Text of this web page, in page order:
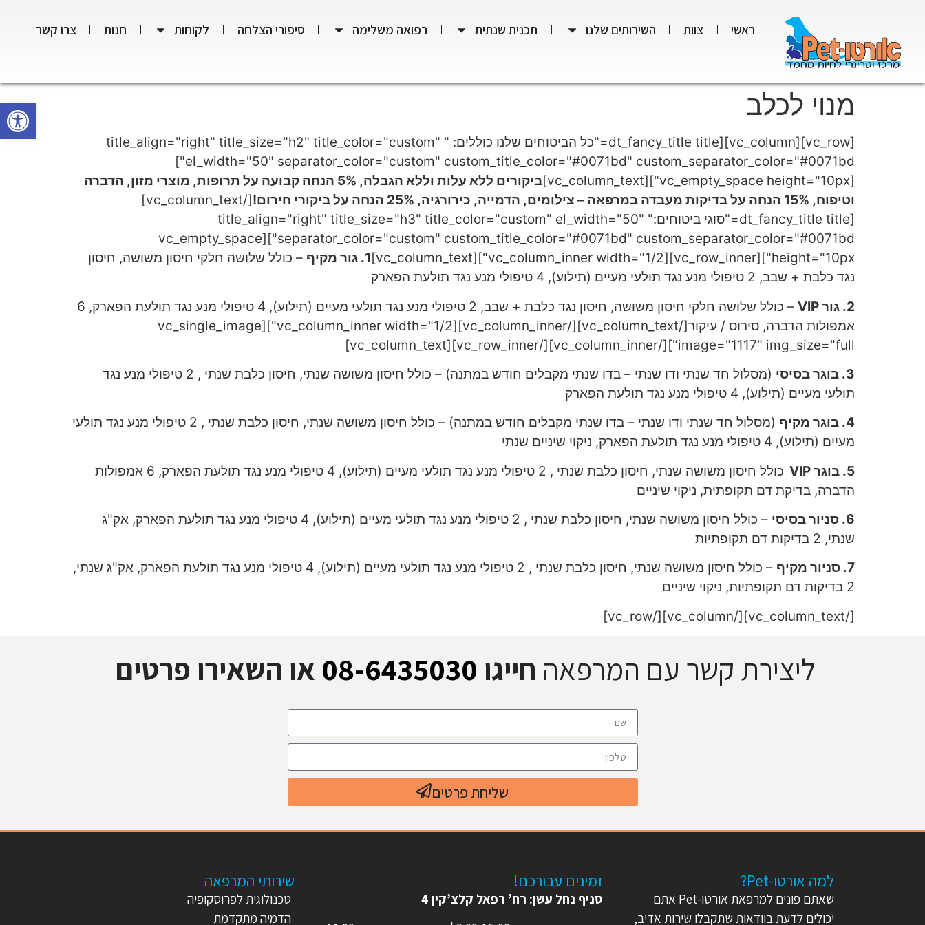
פתח
ראשי צוות השירותים שלנו תכנית שנתית רפואה משלימה סיפורי הצלחה לקוחות חנות צרו קשר
מנוי לכלב
[vc_row][vc_column][dt_fancy_title title="כל הביטוחים שלנו כוללים: " title_align="right" title_size="h2" title_color="custom"
el_width="50" separator_color="custom" custom_title_color="#0071bd" custom_separator_color="#0071bd"]
[vc_empty_space height="10px"][vc_column_text]
ביקורים ללא עלות וללא הגבלה, 5% הנחה קבועה על תרופות, מוצרי מזון, הדברה
וטיפוח, 15% הנחה על בדיקות מעבדה במרפאה – צילומים, הדמייה, כירורגיה, 25% הנחה על ביקורי חירום!
[/vc_column_text]
[dt_fancy_title title="סוגי ביטוחים:" title_align="right" title_size="h3" title_color="custom" el_width="50"
separator_color="custom" custom_title_color="#0071bd" custom_separator_color="#0071bd"][vc_empty_space
height="10px"][vc_row_inner][vc_column_inner width="1/2"][vc_column_text]
1. גור מקיף
– כולל שלושה חלקי חיסון משושה, חיסון
נגד כלבת + שבב, 2 טיפולי מנע נגד תולעי מעיים (תילוע), 4 טיפולי מנע נגד תולעת הפארק
2. גור
VIP
– כולל שלושה חלקי חיסון משושה, חיסון נגד כלבת + שבב, 2 טיפולי מנע נגד תולעי מעיים (תילוע), 4 טיפולי מנע נגד תולעת הפארק, 6
אמפולות הדברה, סירוס / עיקור[/vc_column_text][/vc_column_inner][vc_column_inner width="1/2"][vc_single_image
image="1117" img_size="full"][/vc_column_inner][/vc_row_inner][vc_column_text]
3. בוגר בסיסי
(מסלול חד שנתי ודו שנתי – בדו שנתי מקבלים חודש במתנה) – כולל חיסון משושה שנתי, חיסון כלבת שנתי , 2 טיפולי מנע נגד
תולעי מעיים (תילוע), 4 טיפולי מנע נגד תולעת הפארק
4. בוגר מקיף
(מסלול חד שנתי ודו שנתי – בדו שנתי מקבלים חודש במתנה) – כולל חיסון משושה שנתי, חיסון כלבת שנתי , 2 טיפולי מנע נגד תולעי
מעיים (תילוע), 4 טיפולי מנע נגד תולעת הפארק, ניקוי שיניים שנתי
5. בוגר VIP
כולל חיסון משושה שנתי, חיסון כלבת שנתי , 2 טיפולי מנע נגד תולעי מעיים (תילוע), 4 טיפולי מנע נגד תולעת הפארק, 6 אמפולות
הדברה, בדיקת דם תקופתית, ניקוי שיניים
6. סניור בסיסי
– כולל חיסון משושה שנתי, חיסון כלבת שנתי , 2 טיפולי מנע נגד תולעי מעיים (תילוע), 4 טיפולי מנע נגד תולעת הפארק, אק"ג
שנתי, 2 בדיקות דם תקופתיות
7. סניור מקיף
– כולל חיסון משושה שנתי, חיסון כלבת שנתי , 2 טיפולי מנע נגד תולעי מעיים (תילוע), 4 טיפולי מנע נגד תולעת הפארק, אק"ג שנתי,
2 בדיקות דם תקופתיות, ניקוי שיניים
[/vc_column_text][/vc_column][/vc_row]
ליצירת קשר עם המרפאה חייגו 08-6435030 או השאירו פרטים
שליחת פרטים
למה אורטו-Pet?
שאתם פונים למרפאת אורטו-Pet אתם
יכולים לדעת בוודאות שתקבלו שירות אדיב,
זמינים עבורכם!
סניף נחל עשן: רח’ רפאל קלצ’קין 4
שירותי המרפאה
טכנולוגית לפרוסקופיה
הדמיה מתקדמת